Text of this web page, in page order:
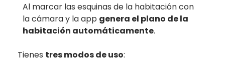
Al marcar las esquinas de la habitación con
la cámara y la app genera el plano de la
habitación automáticamente.
Tienes tres modos de uso: